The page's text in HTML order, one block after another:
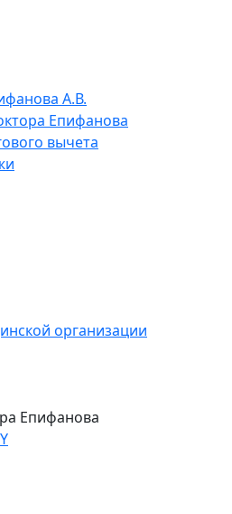
А.В.
Епифанова
вычета
организации
Епифанова